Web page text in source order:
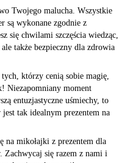
Twojego malucha. Wszystkie
są wykonane zgodnie z
się chwilami szczęścia wiedząc,
także bezpieczny dla zdrowia
którzy cenią sobie magię,
Niezapomniany moment
entuzjastyczne uśmiechy, to
tak idealnym prezentem na
na mikołajki z prezentem dla
Zachwycaj się razem z nami i